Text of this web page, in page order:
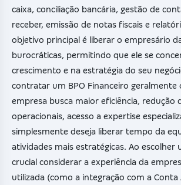
caixa, conciliação bancária, gestão de
receber, emissão de notas fiscais e
objetivo principal é liberar o empresário
burocráticas, permitindo que ele se
crescimento e na estratégia do seu
contratar um BPO Financeiro geralmente
empresa busca maior eficiência, redução
operacionais, acesso a expertise
simplesmente deseja liberar tempo da
atividades mais estratégicas. Ao escolher
crucial considerar a experiência da
utilizada (como a integração com a Conta